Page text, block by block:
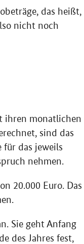
das heißt,
nicht noch
ihren monatlichen
sind das
für das jeweils
nehmen.
20.000 Euro. Das
Sie geht Anfang
des Jahres fest,